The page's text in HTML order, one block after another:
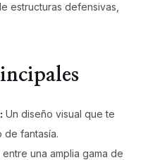
estructuras defensivas,
Un diseño visual que te
de fantasía.
entre una amplia gama de